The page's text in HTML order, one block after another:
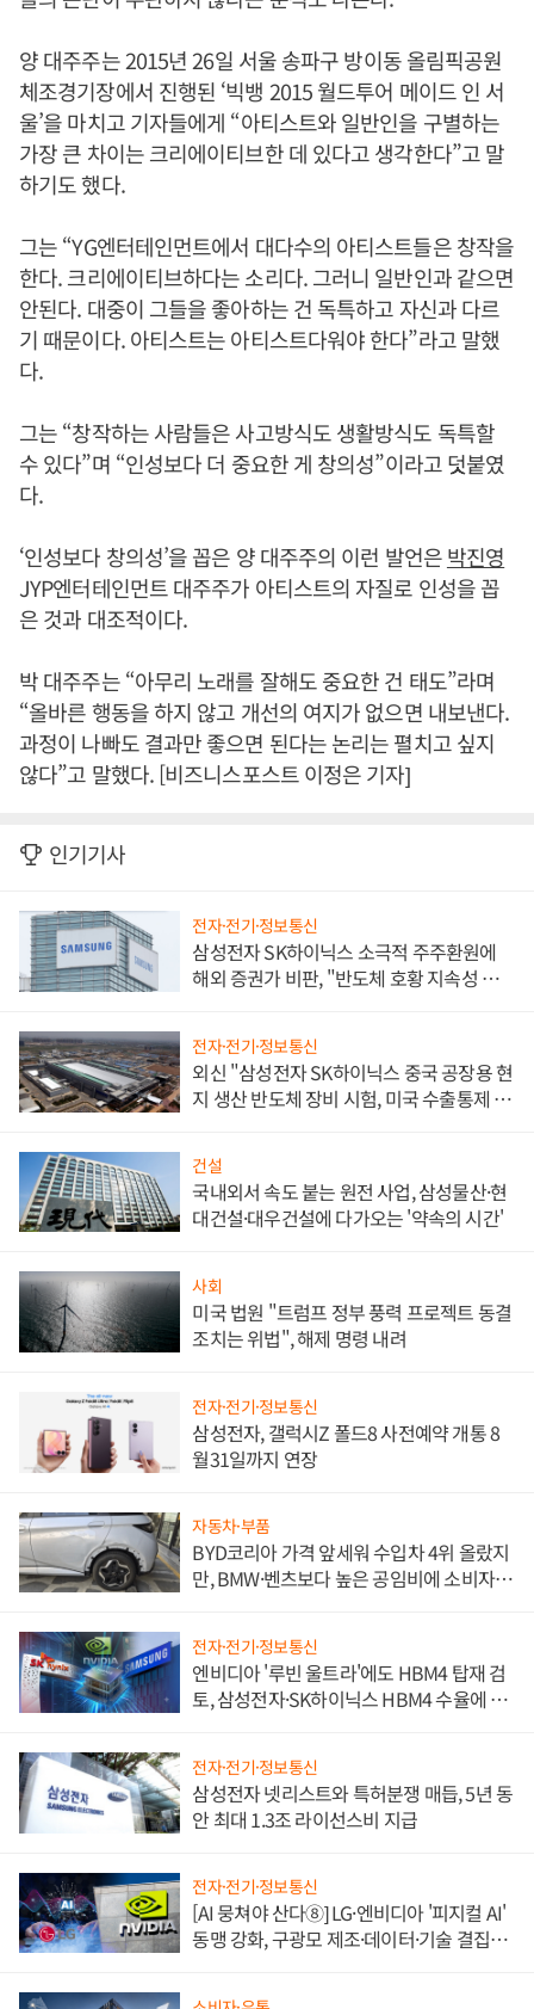
양 대주주는 2015년 26일 서울 송파구 방이동 올림픽공원
체조경기장에서 진행된 ‘빅뱅 2015 월드투어 메이드 인 서
울’을 마치고 기자들에게 “아티스트와 일반인을 구별하는
가장 큰 차이는 크리에이티브한 데 있다고 생각한다”고 말
하기도 했다.
그는 “YG엔터테인먼트에서 대다수의 아티스트들은 창작을
한다. 크리에이티브하다는 소리다. 그러니 일반인과 같으면
안된다. 대중이 그들을 좋아하는 건 독특하고 자신과 다르
기 때문이다. 아티스트는 아티스트다워야 한다”라고 말했
다.
그는 “창작하는 사람들은 사고방식도 생활방식도 독특할
수 있다”며 “인성보다 더 중요한 게 창의성”이라고 덧붙였
다.
‘인성보다 창의성’을 꼽은 양 대주주의 이런 발언은박진영
JYP엔터테인먼트 대주주가 아티스트의 자질로 인성을 꼽
은 것과 대조적이다.
박 대주주는 “아무리 노래를 잘해도 중요한 건 태도”라며
“올바른 행동을 하지 않고 개선의 여지가 없으면 내보낸다.
과정이 나빠도 결과만 좋으면 된다는 논리는 펼치고 싶지
않다”고 말했다. [비즈니스포스트 이정은 기자]
인기기사
전자·전기·정보통신
삼성전자 SK하이닉스 소극적 주주환원에
해외 증권가 비판, "반도체 호황 지속성 의
전자·전기·정보통신
외신 "삼성전자 SK하이닉스 중국 공장용 현
지 생산 반도체 장비 시험, 미국 수출통제 대
건설
국내외서 속도 붙는 원전 사업, 삼성물산·현
대건설·대우건설에 다가오는 '약속의 시간'
사회
미국 법원 "트럼프 정부 풍력 프로젝트 동결
조치는 위법", 해제 명령 내려
전자·전기·정보통신
삼성전자, 갤럭시Z 폴드8 사전예약 개통 8
월31일까지 연장
자동차·부품
BYD코리아 가격 앞세워 수입차 4위 올랐지
만, BMW·벤츠보다 높은 공임비에 소비자
전자·전기·정보통신
엔비디아 '루빈 울트라'에도 HBM4 탑재 검
토, 삼성전자·SK하이닉스 HBM4 수율에 주
전자·전기·정보통신
삼성전자 넷리스트와 특허분쟁 매듭, 5년 동
안 최대 1.3조 라이선스비 지급
전자·전기·정보통신
[AI 뭉쳐야 산다⑧] LG·엔비디아 '피지컬 AI'
동맹 강화, 구광모 제조·데이터·기술 결집